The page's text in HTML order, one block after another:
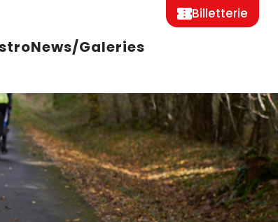
Billetterie
News/Galeries